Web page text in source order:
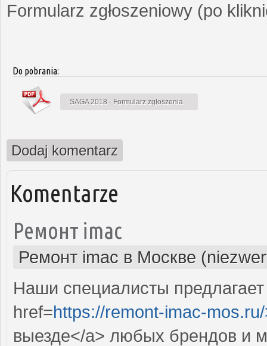
Formularz zgłoszeniowy (po
Do pobrania:
SAGA 2018 - Formularz zgłoszenia
Dodaj komentarz
Komentarze
Ремонт imac
Ремонт imac в Москве
Наши специалисты
href=https://remont-imac-
выезде</a> любых брендов и